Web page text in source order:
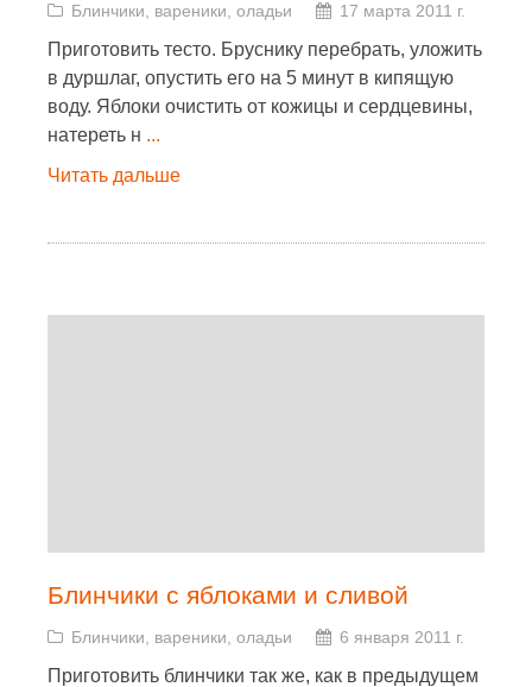
Блинчики, вареники, оладьи 17 марта 2011 г.
Приготовить тесто. Бруснику перебрать, уложить
в дуршлаг, опустить его на 5 минут в кипящую
воду. Яблоки очистить от кожицы и сердцевины,
натереть н ...
Читать дальше
Блинчики с яблоками и сливой
Блинчики, вареники, оладьи 6 января 2011 г.
Приготовить блинчики так же, как в предыдущем